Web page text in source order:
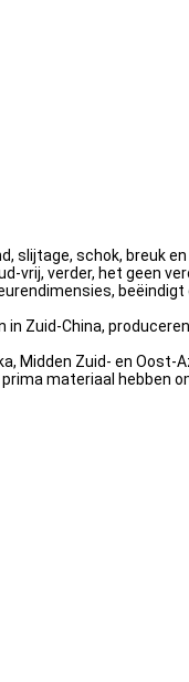
slijtage, schok, breuk
vrij, verder, het geen
Zuid-China,
Midden Zuid- en Oost-
materiaal hebben